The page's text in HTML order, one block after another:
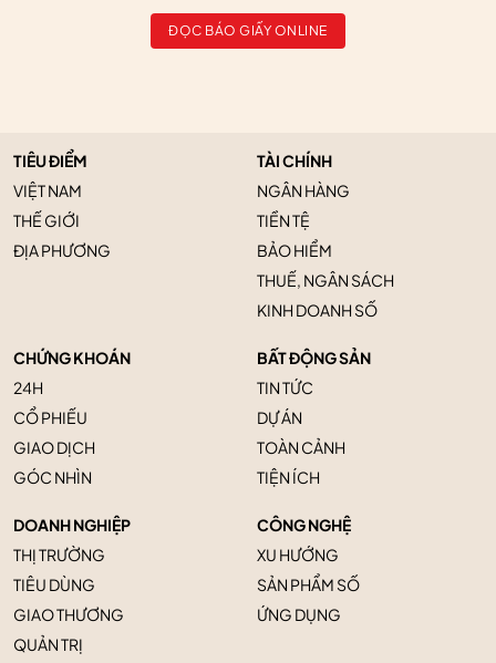
ĐỌC BÁO GIẤY ONLINE
TIÊU ĐIỂM
VIỆT NAM
THẾ GIỚI
ĐỊA PHƯƠNG
TÀI CHÍNH
NGÂN HÀNG
TIỀN TỆ
BẢO HIỂM
THUẾ, NGÂN SÁCH
KINH DOANH SỐ
CHỨNG KHOÁN
24H
CỔ PHIẾU
GIAO DỊCH
GÓC NHÌN
BẤT ĐỘNG SẢN
TIN TỨC
DỰ ÁN
TOÀN CẢNH
TIỆN ÍCH
DOANH NGHIỆP
THỊ TRƯỜNG
TIÊU DÙNG
GIAO THƯƠNG
QUẢN TRỊ
CÔNG NGHỆ
XU HƯỚNG
SẢN PHẨM SỐ
ỨNG DỤNG